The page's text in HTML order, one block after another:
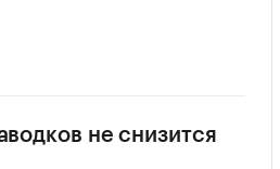
не снизится